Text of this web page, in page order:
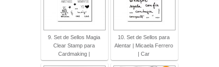
9. Set de Sellos Magia
Clear Stamp para
Cardmaking |
10. Set de Sellos para
Alentar | Micaela Ferrero
| Car